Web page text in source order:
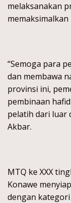
melaksanakan
“Semoga para
dan membawa
provinsi ini,
pembinaan
pelatih dari luar
Akbar.
MTQ ke XXX
Konawe
dengan